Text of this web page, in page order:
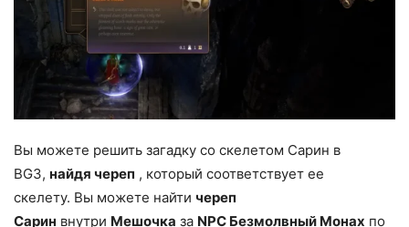
Вы можете решить загадку со скелетом Сарин в
BG3, найдя череп , который соответствует ее
скелету. Вы можете найти череп
Сарин внутри Мешочка за NPC Безмолвный Монах по